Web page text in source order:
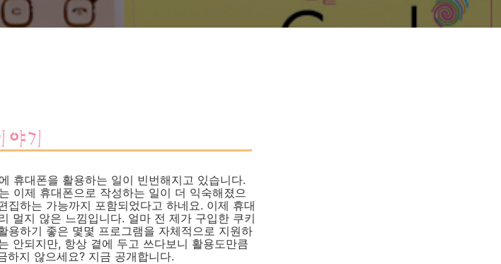
휴대폰을 활용하는 일이 빈번해지고 있습니다.
이제 휴대폰으로 작성하는 일이 더 익숙해졌으
집하는 가능까지 포함되었다고 하네요. 이제 휴대
멀지 않은 느낌입니다. 얼마 전 제가 구입한 쿠키
용하기 좋은 몇몇 프로그램을 자체적으로 지원하
안되지만, 항상 곁에 두고 쓰다보니 활용도만큼
하지 않으세요? 지금 공개합니다.